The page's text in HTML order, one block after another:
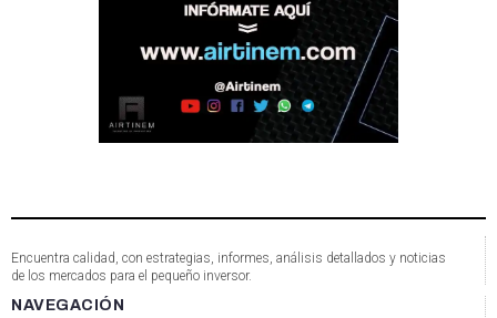
Encuentra calidad, con estrategias, informes, análisis detallados y noticias
de los mercados para el pequeño inversor.
NAVEGACIÓN